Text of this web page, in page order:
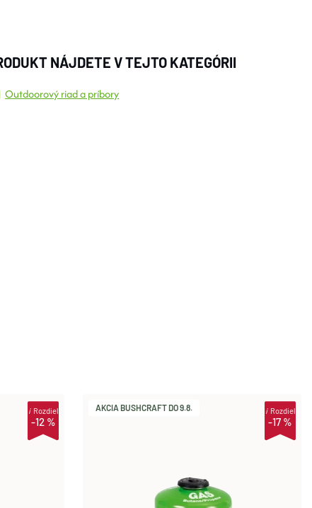
NÁJDETE V TEJTO KATEGÓRII
Outdoorový riad a príbory
-12 %
iRozdiel AKCIA BUSHCRAFT DO 9.8.
-17 %
iRozdiel